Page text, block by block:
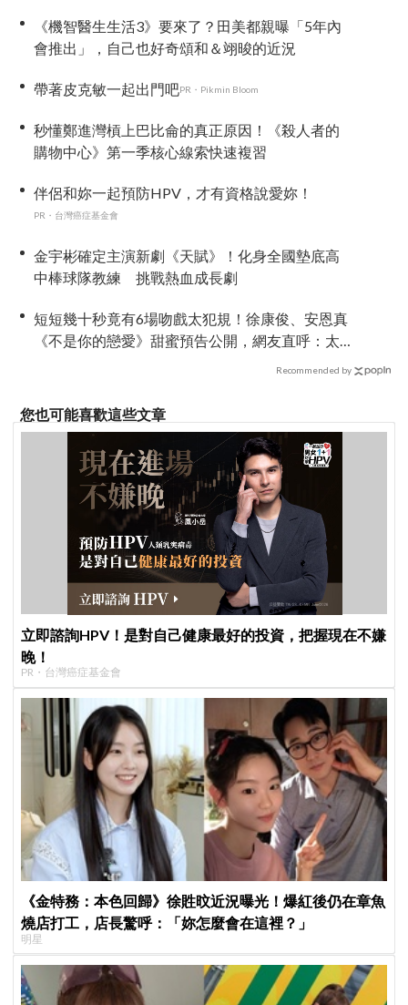
《機智醫生生活3》要來了？田美都親曝「5年內
會推出」，自己也好奇頌和＆翊晙的近況
帶著皮克敏一起出門吧PR・Pikmin Bloom
秒懂鄭進灣槓上巴比侖的真正原因！《殺人者的
購物中心》第一季核心線索快速複習
伴侶和妳一起預防HPV，才有資格說愛妳！
PR・台灣癌症基金會
金宇彬確定主演新劇《天賦》！化身全國墊底高
中棒球隊教練 挑戰熱血成長劇
短短幾十秒竟有6場吻戲太犯規！徐康俊、安恩真
《不是你的戀愛》甜蜜預告公開，網友直呼：太
Recommended by
您也可能喜歡這些文章
立即諮詢HPV！是對自己健康最好的投資，把握現在不嫌
晚！
PR・台灣癌症基金會
《金特務：本色回歸》徐貹旼近況曝光！爆紅後仍在章魚
燒店打工，店長驚呼：「妳怎麼會在這裡？」
明星